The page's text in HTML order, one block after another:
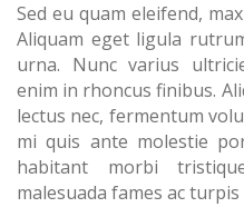
Sed eu quam eleifend,
Aliquam eget ligula
urna. Nunc varius
enim in rhoncus finibus.
lectus nec, fermentum
mi quis ante molestie
habitant morbi
malesuada fames ac turpis